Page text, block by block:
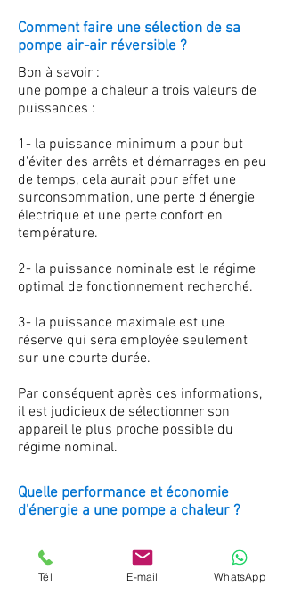
Comment faire une sélection de sa
pompe air-air réversible ?
Bon à savoir :
une pompe a chaleur a trois valeurs de
puissances :
1- la puissance minimum a pour but
d'éviter des arrêts et démarrages en peu
de temps, cela aurait pour effet une
surconsommation, une perte d'énergie
électrique et une perte confort en
température.
2- la puissance nominale est le régime
optimal de fonctionnement recherché.
3- la puissance maximale est une
réserve qui sera employée seulement
sur une courte durée.
Par conséquent après ces informations,
il est judicieux de sélectionner son
appareil le plus proche possible du
régime nominal.
Quelle performance et économie
d'énergie a une pompe a chaleur ?
la consommation électrique est faite
par la différence d'énergie consommée
Tél E-mail WhatsApp